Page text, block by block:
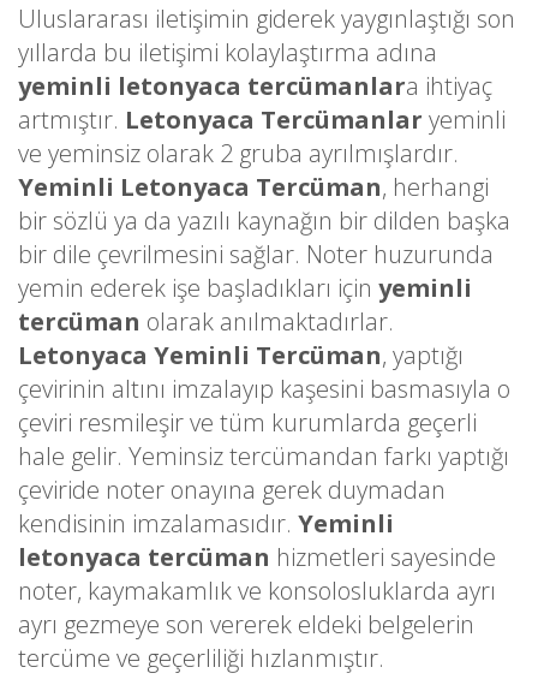
Uluslararası iletişimin giderek yaygınlaştığı son
yıllarda bu iletişimi kolaylaştırma adına
yeminli letonyaca tercümanlara ihtiyaç
artmıştır. Letonyaca Tercümanlar yeminli
ve yeminsiz olarak 2 gruba ayrılmışlardır.
Yeminli Letonyaca Tercüman, herhangi
bir sözlü ya da yazılı kaynağın bir dilden başka
bir dile çevrilmesini sağlar. Noter huzurunda
yemin ederek işe başladıkları için yeminli
tercüman olarak anılmaktadırlar.
Letonyaca Yeminli Tercüman, yaptığı
çevirinin altını imzalayıp kaşesini basmasıyla o
çeviri resmileşir ve tüm kurumlarda geçerli
hale gelir. Yeminsiz tercümandan farkı yaptığı
çeviride noter onayına gerek duymadan
kendisinin imzalamasıdır. Yeminli
letonyaca tercüman hizmetleri sayesinde
noter, kaymakamlık ve konsolosluklarda ayrı
ayrı gezmeye son vererek eldeki belgelerin
tercüme ve geçerliliği hızlanmıştır.